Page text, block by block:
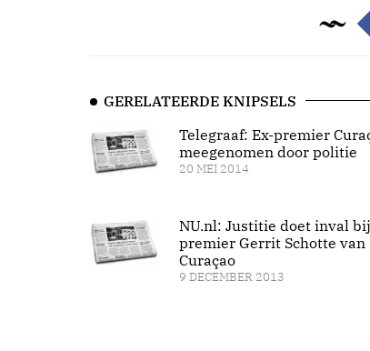
GERELATEERDE KNIPSELS
Telegraaf: Ex-premier
meegenomen door politie
20 MEI 2014
NU.nl: Justitie doet inval
premier Gerrit Schotte van
Curaçao
9 DECEMBER 2013